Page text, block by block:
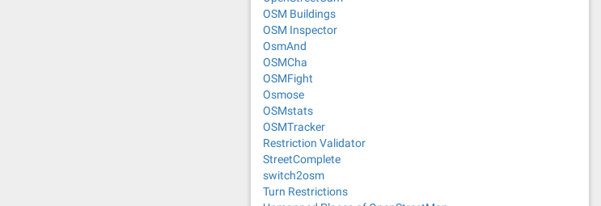
OSM Buildings
OSM Inspector
OsmAnd
OSMCha
OSMFight
Osmose
OSMstats
OSMTracker
Restriction Validator
StreetComplete
switch2osm
Turn Restrictions